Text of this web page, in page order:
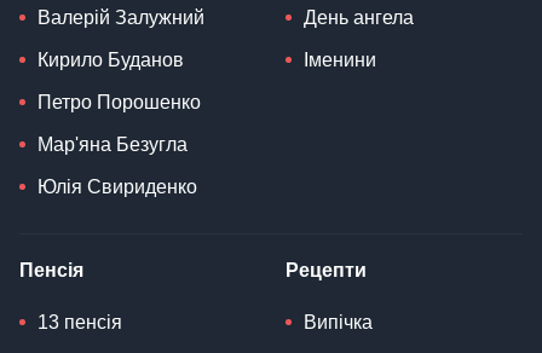
Валерій Залужний
Кирило Буданов
Петро Порошенко
Мар'яна Безугла
Юлія Свириденко
День ангела
Іменини
Пенсія
13 пенсія
Рецепти
Випічка